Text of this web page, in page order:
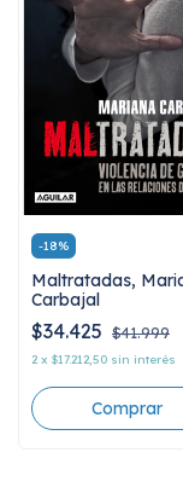
-18%
Maltratadas,
Carbajal
$34.425 $41.999
2 x $17.212,50 sin interés